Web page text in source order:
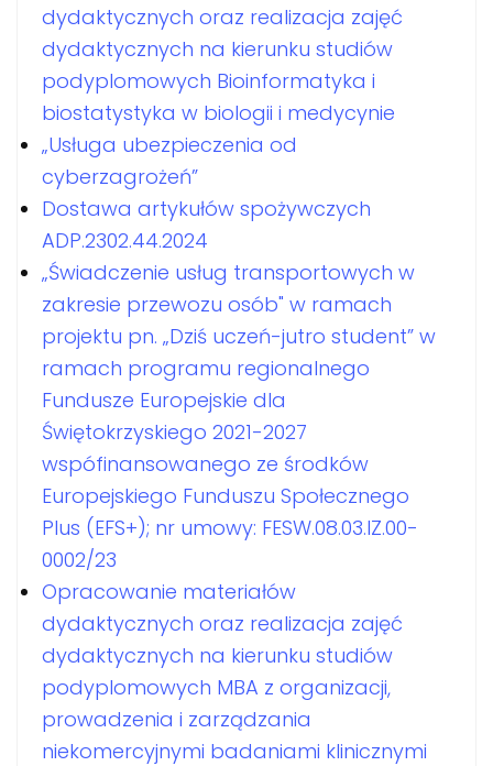
dydaktycznych oraz realizacja zajęć
dydaktycznych na kierunku studiów
podyplomowych Bioinformatyka i
biostatystyka w biologii i medycynie
„Usługa ubezpieczenia od
cyberzagrożeń”
Dostawa artykułów spożywczych
ADP.2302.44.2024
„Świadczenie usług transportowych w
zakresie przewozu osób" w ramach
projektu pn. „Dziś uczeń-jutro student” w
ramach programu regionalnego
Fundusze Europejskie dla
Świętokrzyskiego 2021-2027
wspófinansowanego ze środków
Europejskiego Funduszu Społecznego
Plus (EFS+); nr umowy: FESW.08.03.IZ.00-
0002/23
Opracowanie materiałów
dydaktycznych oraz realizacja zajęć
dydaktycznych na kierunku studiów
podyplomowych MBA z organizacji,
prowadzenia i zarządzania
niekomercyjnymi badaniami klinicznymi